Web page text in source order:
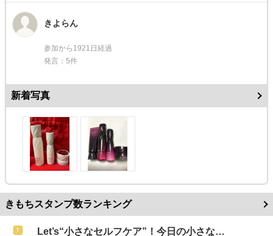
きよらん
参加から1921日経過
発言：5件
新着写真
きもちスタンプ数ランキング
Let’s“小さなセルフケア”！今日の小さな…